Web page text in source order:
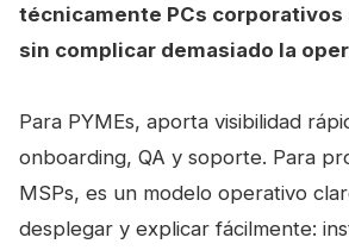
técnicamente PCs
sin complicar demasiado la
Para PYMEs, aporta visibilidad
onboarding, QA y soporte. Para
MSPs, es un modelo operativo
desplegar y explicar fácilmente: